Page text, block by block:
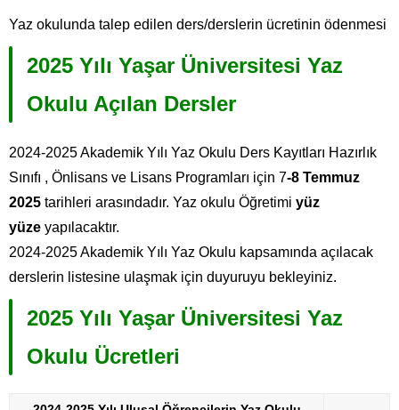
Yaz okulunda talep edilen ders/derslerin ücretinin ödenmesi
2025 Yılı Yaşar Üniversitesi Yaz
Okulu Açılan Dersler
2024-2025 Akademik Yılı Yaz Okulu Ders Kayıtları Hazırlık
Sınıfı , Önlisans ve Lisans Programları için 7-8 Temmuz
2025 tarihleri arasındadır. Yaz okulu Öğretimi yüz
yüze yapılacaktır.
2024-2025 Akademik Yılı Yaz Okulu kapsamında açılacak
derslerin listesine ulaşmak için duyuruyu bekleyiniz.
2025 Yılı Yaşar Üniversitesi Yaz
Okulu Ücretleri